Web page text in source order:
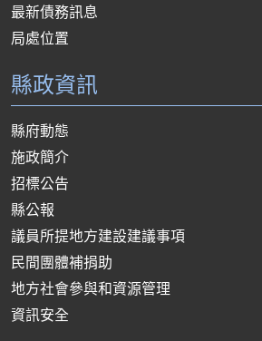
最新債務訊息
局處位置
縣政資訊
縣府動態
施政簡介
招標公告
縣公報
議員所提地方建設建議事項
民間團體補捐助
地方社會參與和資源管理
資訊安全